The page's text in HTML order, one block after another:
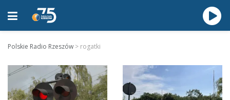
Polskie Radio Rzeszów > rogatki